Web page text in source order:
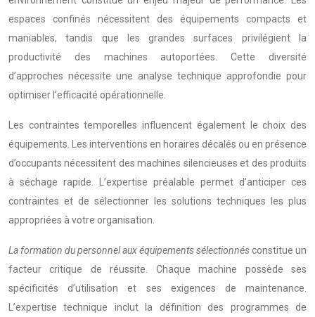
espaces confinés nécessitent des équipements compacts et
maniables, tandis que les grandes surfaces privilégient la
productivité des machines autoportées. Cette diversité
d’approches nécessite une analyse technique approfondie pour
optimiser l’efficacité opérationnelle.
Les contraintes temporelles influencent également le choix des
équipements. Les interventions en horaires décalés ou en présence
d’occupants nécessitent des machines silencieuses et des produits
à séchage rapide. L’expertise préalable permet d’anticiper ces
contraintes et de sélectionner les solutions techniques les plus
appropriées à votre organisation.
La formation du personnel aux équipements sélectionnésconstitue un
facteur critique de réussite. Chaque machine possède ses
spécificités d’utilisation et ses exigences de maintenance.
L’expertise technique inclut la définition des programmes de